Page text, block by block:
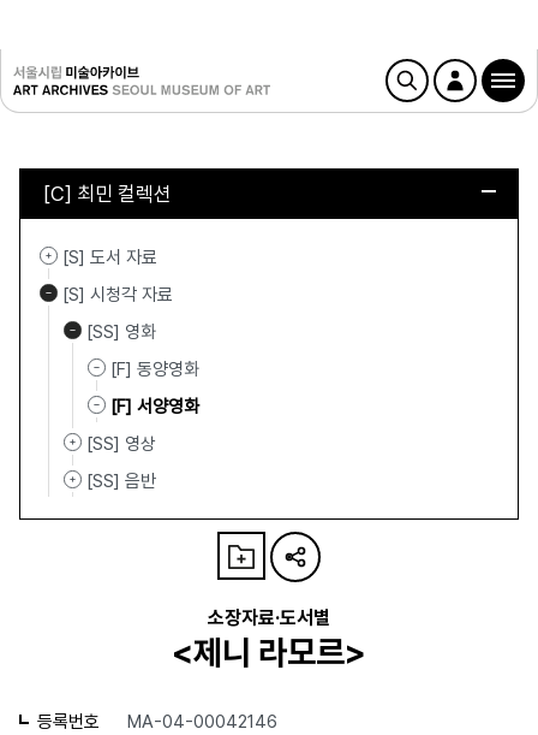
[C] 최민 컬렉션
[S] 도서 자료
[S] 시청각 자료
[SS] 영화
[F] 동양영화
[F] 서양영화
[SS] 영상
[SS] 음반
소장자료·도서별
<제니 라모르>
등록번호 MA-04-00042146